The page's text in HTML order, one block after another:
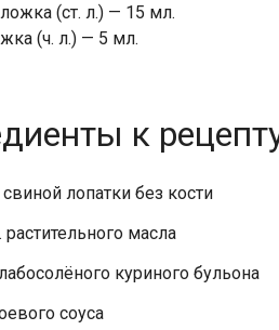
(ст. л.) — 15 мл.
(ч. л.) — 5 мл.
к
свиной лопатки без кости
растительного масла
куриного бульона
соуса